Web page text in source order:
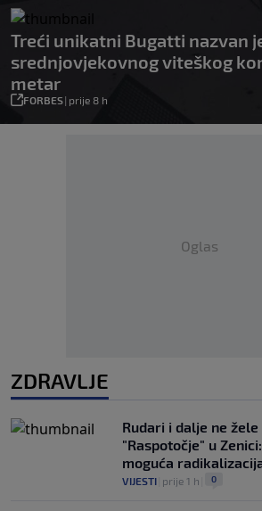
Treći unikatni Bugatti nazvan
srednjovjekovnog viteškog
metar
FORBES| prije 8 h
Oglas
ZDRAVLJE
Rudari i dalje ne
"Raspotočje" u
moguća
VIJESTI prije 1 h 0